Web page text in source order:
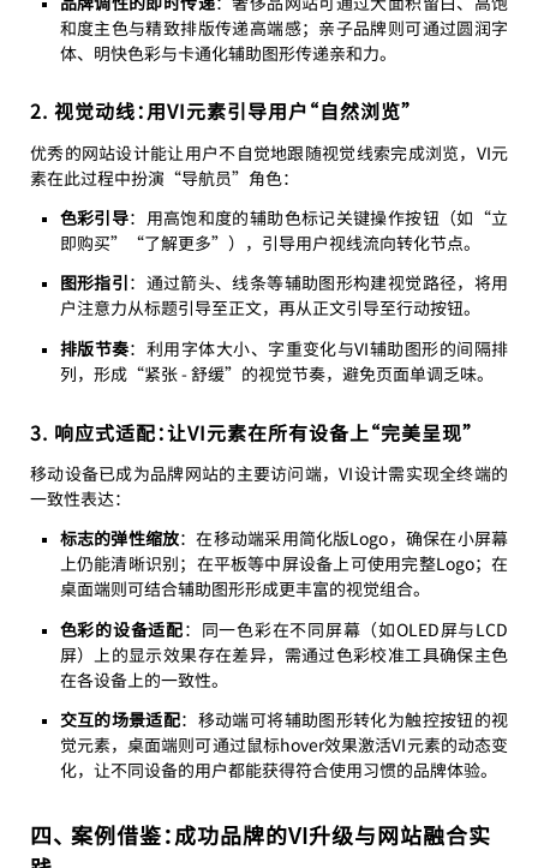
和度主色与精致排版传递高端感；亲子品牌则可通过圆润字
体、明快色彩与卡通化辅助图形传递亲和力。
2. 视觉动线：用VI元素引导用户“自然浏览”
优秀的网站设计能让用户不自觉地跟随视觉线索完成浏览，VI元
素在此过程中扮演“导航员”角色：
色彩引导：用高饱和度的辅助色标记关键操作按钮（如“立
即购买”“了解更多”），引导用户视线流向转化节点。
图形指引 ：通过箭头、线条等辅助图形构建视觉路径，将用
户注意力从标题引导至正文，再从正文引导至行动按钮。
排版节奏：利用字体大小、字重变化与VI辅助图形的间隔排
列，形成“紧张 - 舒缓”的视觉节奏，避免页面单调乏味。
3. 响应式适配：让VI元素在所有设备上“完美呈现”
移动设备已成为品牌网站的主要访问端，VI设计需实现全终端的
一致性表达：
标志的弹性缩放：在移动端采用简化版Logo，确保在小屏幕
上仍能清晰识别；在平板等中屏设备上可使用完整Logo；在
桌面端则可结合辅助图形形成更丰富的视觉组合。
色彩的设备适配 ：同一色彩在不同屏幕（如OLED屏与LCD
屏）上的显示效果存在差异，需通过色彩校准工具确保主色
在各设备上的一致性。
交互的场景适配：移动端可将辅助图形转化为触控按钮的视
觉元素，桌面端则可通过鼠标hover效果激活VI元素的动态变
化，让不同设备的用户都能获得符合使用习惯的品牌体验。
四、 案例借鉴：成功品牌的VI升级与网站融合实